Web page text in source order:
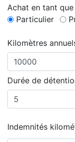
Achat en tant que
Particulier
Kilomètres
Durée de
Indemnités